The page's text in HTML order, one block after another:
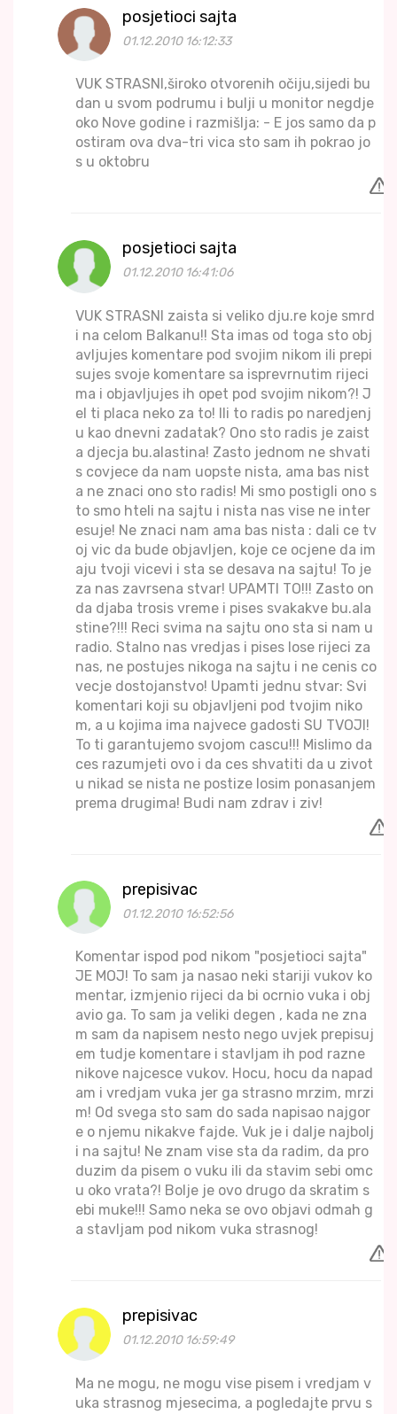
posjetioci sajta
01.12.2010 16:12:33
VUK STRASNI,široko otvorenih očiju,sijedi bu
dan u svom podrumu i bulji u monitor negdje
oko Nove godine i razmišlja: - E jos samo da p
ostiram ova dva-tri vica sto sam ih pokrao jo
s u oktobru
posjetioci sajta
01.12.2010 16:41:06
VUK STRASNI zaista si veliko dju.re koje smrd
i na celom Balkanu!! Sta imas od toga sto obj
avljujes komentare pod svojim nikom ili prepi
sujes svoje komentare sa isprevrnutim rijeci
ma i objavljujes ih opet pod svojim nikom?! J
el ti placa neko za to! Ili to radis po naredjenj
u kao dnevni zadatak? Ono sto radis je zaist
a djecja bu.alastina! Zasto jednom ne shvati
s covjece da nam uopste nista, ama bas nist
a ne znaci ono sto radis! Mi smo postigli ono s
to smo hteli na sajtu i nista nas vise ne inter
esuje! Ne znaci nam ama bas nista : dali ce tv
oj vic da bude objavljen, koje ce ocjene da im
aju tvoji vicevi i sta se desava na sajtu! To je
za nas zavrsena stvar! UPAMTI TO!!! Zasto on
da djaba trosis vreme i pises svakakve bu.ala
stine?!!! Reci svima na sajtu ono sta si nam u
radio. Stalno nas vredjas i pises lose rijeci za
nas, ne postujes nikoga na sajtu i ne cenis co
vecje dostojanstvo! Upamti jednu stvar: Svi
komentari koji su objavljeni pod tvojim niko
m, a u kojima ima najvece gadosti SU TVOJI!
To ti garantujemo svojom cascu!!! Mislimo da
ces razumjeti ovo i da ces shvatiti da u zivot
u nikad se nista ne postize losim ponasanjem
prema drugima! Budi nam zdrav i ziv!
prepisivac
01.12.2010 16:52:56
Komentar ispod pod nikom "posjetioci sajta"
JE MOJ! To sam ja nasao neki stariji vukov ko
mentar, izmjenio rijeci da bi ocrnio vuka i obj
avio ga. To sam ja veliki degen , kada ne zna
m sam da napisem nesto nego uvjek prepisuj
em tudje komentare i stavljam ih pod razne
nikove najcesce vukov. Hocu, hocu da napad
am i vredjam vuka jer ga strasno mrzim, mrzi
m! Od svega sto sam do sada napisao najgor
e o njemu nikakve fajde. Vuk je i dalje najbolj
i na sajtu! Ne znam vise sta da radim, da pro
duzim da pisem o vuku ili da stavim sebi omc
u oko vrata?! Bolje je ovo drugo da skratim s
ebi muke!!! Samo neka se ovo objavi odmah g
a stavljam pod nikom vuka strasnog!
prepisivac
01.12.2010 16:59:49
Ma ne mogu, ne mogu vise pisem i vredjam v
uka strasnog mjesecima, a pogledajte prvu s